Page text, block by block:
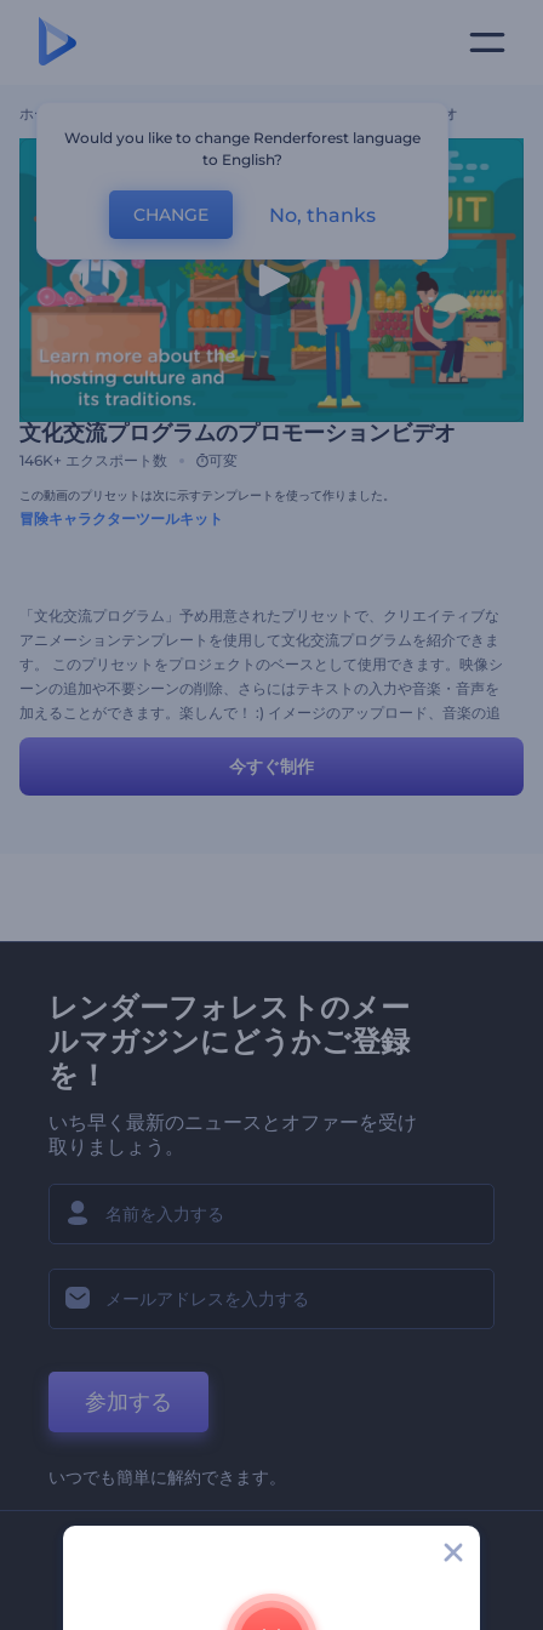
ホーム 文化交流プログラムのプロモーションビデオ
文化交流プログラムのプロモーションビデオ
146K+ エクスポート数 可変
この動画のプリセットは次に示すテンプレートを使って作りました。
冒険キャラクターツールキット
「文化交流プログラム」予め用意されたプリセットで、クリエイティブな
アニメーションテンプレートを使用して文化交流プログラムを紹介できま
す。 このプリセットをプロジェクトのベースとして使用できます。映像シ
ーンの追加や不要シーンの削除、さらにはテキストの入力や音楽・音声を
加えることができます。楽しんで！ :) イメージのアップロード、音楽の追
加、テキストの変更、そして最高のプロジェクトをレンダーフォレストで
今すぐ制作
レンダーフォレストのメー
ルマガジンにどうかご登録
を！
いち早く最新のニュースとオファーを受け
取りましょう。
参加する
いつでも簡単に解約できます。
Renderforest 企業情報
Would you like to change Renderforest language
to English?
CHANGE No, thanks